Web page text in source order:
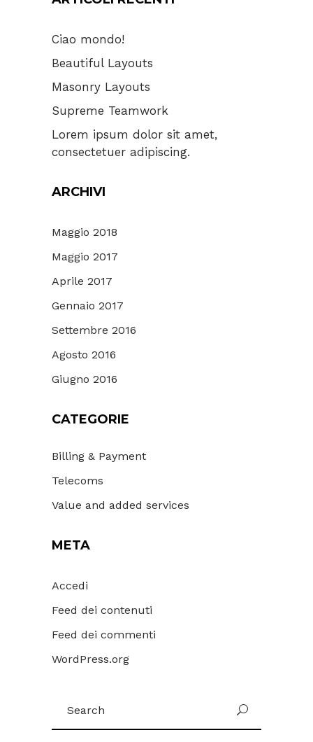
Ciao mondo!
Beautiful Layouts
Masonry Layouts
Supreme Teamwork
Lorem ipsum dolor sit amet,
consectetuer adipiscing.
ARCHIVI
Maggio 2018
Maggio 2017
Aprile 2017
Gennaio 2017
Settembre 2016
Agosto 2016
Giugno 2016
CATEGORIE
Billing & Payment
Telecoms
Value and added services
META
Accedi
Feed dei contenuti
Feed dei commenti
WordPress.org
for: